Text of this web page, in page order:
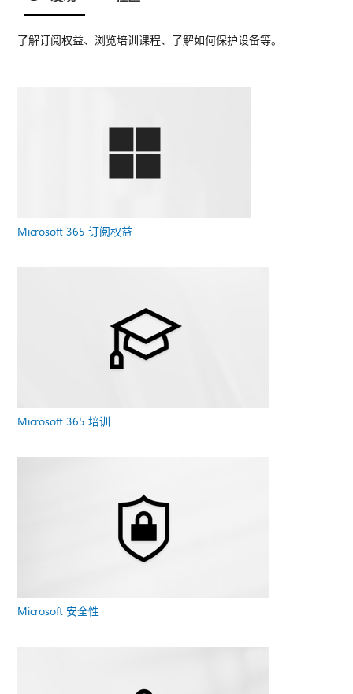
了解订阅权益、浏览培训课程、了解如何保护设备等。
Microsoft 365 订阅权益
Microsoft 365 培训
Microsoft 安全性